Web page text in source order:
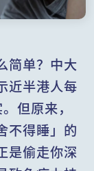
简单？中大
近半港人每
但原来，
不得睡」的
是偷走你深